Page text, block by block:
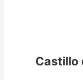
Castillo